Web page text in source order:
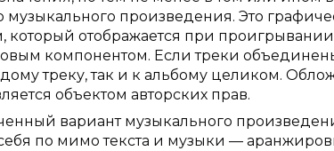
музыкального произведения. Это
отображается при проигрывании
компонентом. Если треки
треку, так и к альбому целиком.
объектом авторских прав.
вариант музыкального
по мимо текста и музыки —